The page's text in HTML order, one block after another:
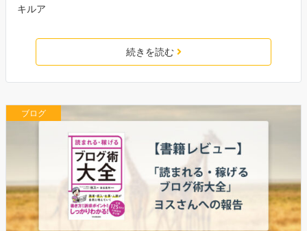
キルア
続きを読む
ブログ